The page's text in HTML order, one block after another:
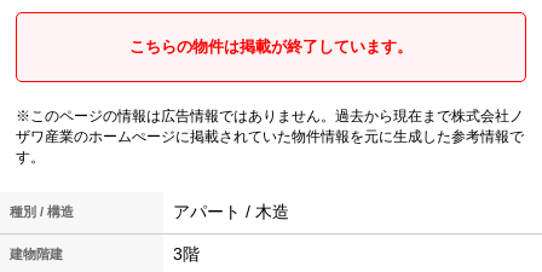
こちらの物件は掲載が終了しています。
※このページの情報は広告情報ではありません。過去から現在まで株式会社ノ
ザワ産業のホームぺージに掲載されていた物件情報を元に生成した参考情報で
す。
種別 / 構造 アパート / 木造
建物階建 3階